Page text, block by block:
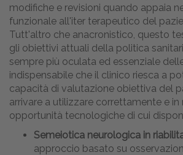
modifiche e revisioni quando appaia
funzionale all'iter terapeutico del
Tutt'altro che anacronistico, questo
gli obiettivi attuali della politica
sempre più oculata ed essenziale
indispensabile che il clinico riesca a
capacità di valutazione obiettiva del
arrivare a utilizzare correttamente e
opportunità tecnologiche di cui
Semeiotica neurologica in
approccio basato su